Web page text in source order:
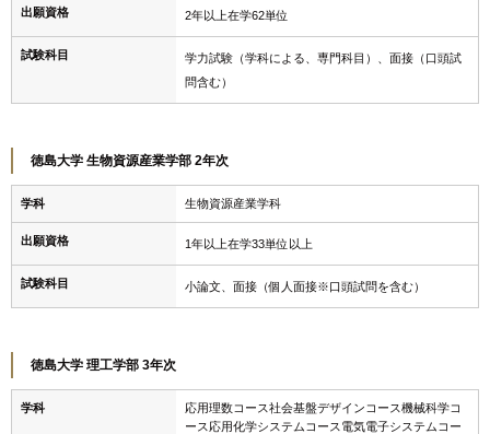
出願資格 2年以上在学62単位
試験科目
学力試験（学科による、専門科目）、面接（口頭試
問含む）
徳島大学 生物資源産業学部 2年次
学科 生物資源産業学科
出願資格 1年以上在学33単位以上
試験科目 小論文、面接（個人面接※口頭試問を含む）
徳島大学 理工学部 3年次
学科
応用理数コース社会基盤デザインコース機械科学コ
ース応用化学システムコース電気電子システムコー